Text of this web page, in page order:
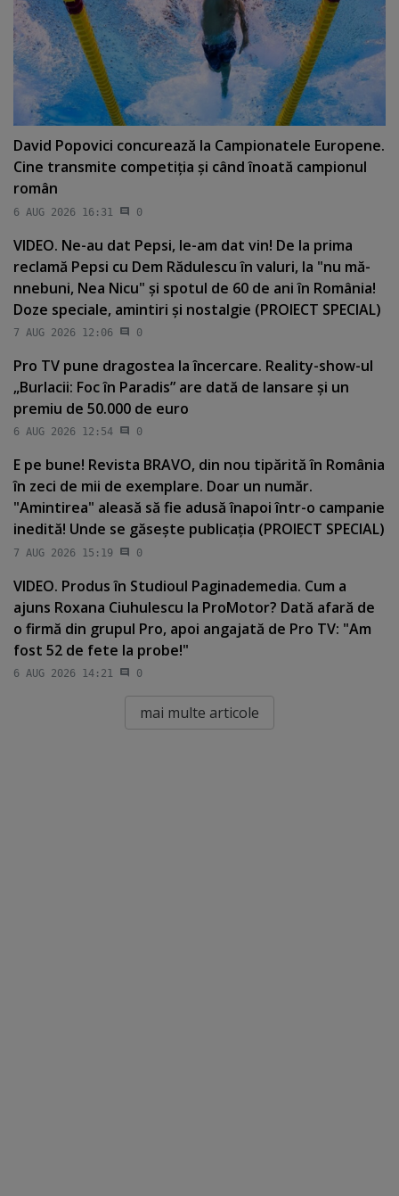
David Popovici concurează la Campionatele Europene.
Cine transmite competiţia şi când înoată campionul
român
6 AUG 2026 16:31 0
VIDEO. Ne-au dat Pepsi, le-am dat vin! De la prima
reclamă Pepsi cu Dem Rădulescu în valuri, la "nu mă-
nnebuni, Nea Nicu" şi spotul de 60 de ani în România!
Doze speciale, amintiri şi nostalgie (PROIECT SPECIAL)
7 AUG 2026 12:06 0
Pro TV pune dragostea la încercare. Reality-show-ul
„Burlacii: Foc în Paradis” are dată de lansare şi un
premiu de 50.000 de euro
6 AUG 2026 12:54 0
E pe bune! Revista BRAVO, din nou tipărită în România
în zeci de mii de exemplare. Doar un număr.
"Amintirea" aleasă să fie adusă înapoi într-o campanie
inedită! Unde se găseşte publicaţia (PROIECT SPECIAL)
7 AUG 2026 15:19 0
VIDEO. Produs în Studioul Paginademedia. Cum a
ajuns Roxana Ciuhulescu la ProMotor? Dată afară de
o firmă din grupul Pro, apoi angajată de Pro TV: "Am
fost 52 de fete la probe!"
6 AUG 2026 14:21 0
mai multe articole